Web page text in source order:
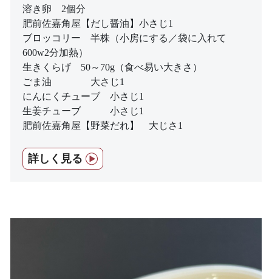
溶き卵 2個分
肥前佐嘉角屋【だし醤油】小さじ1
ブロッコリー 半株（小房にする／袋に入れて
600w2分加熱）
生きくらげ 50～70g（食べ易い大きさ）
ごま油 大さじ1
にんにくチューブ 小さじ1
生姜チューブ 小さじ1
肥前佐嘉角屋【野菜だれ】 大じさ1
詳しく見る